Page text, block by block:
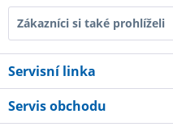
Zákazníci si také prohlíželi
Servisní linka
Servis obchodu